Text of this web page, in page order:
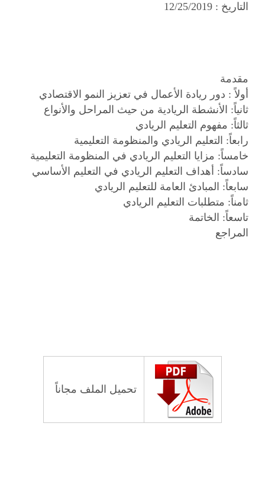
التاريخ :12/25/2019
مقدمة
أولاً : دور ريادة الأعمال في تعزيز النمو الاقتصادي
ثانياً: الأنشطة الريادية من حيث المراحل والأنواع
ثالثاً: مفهوم التعليم الريادي
رابعاً: التعليم الريادي والمنظومة التعليمية
خامساً: مزايا التعليم الريادي في المنظومة التعليمية
سادساً: أهداف التعليم الريادي في التعليم الأساسي
سابعاً: المبادئ العامة للتعليم الريادي
ثامناً: متطلبات التعليم الريادي
تاسعاً: الخاتمة
المراجع
تحميل الملف مجاناً